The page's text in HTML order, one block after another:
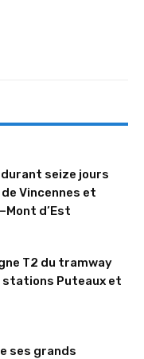
durant seize jours
Vincennes et
d’Est
T2 du tramway
stations Puteaux et
ses grands